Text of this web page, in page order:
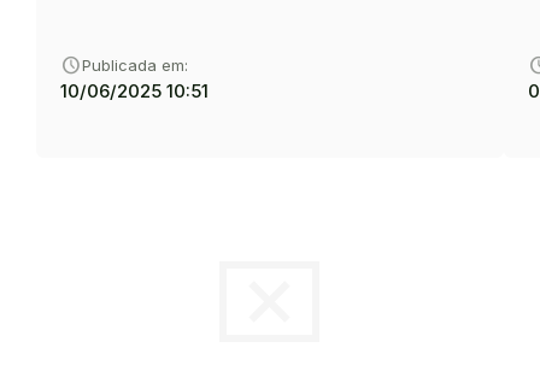
schedulePublicada em:
10/06/2025 10:51